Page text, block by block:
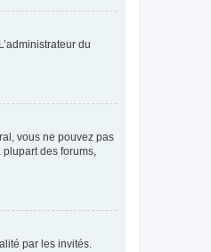
du
vous ne pouvez pas
des forums,
par les invités.